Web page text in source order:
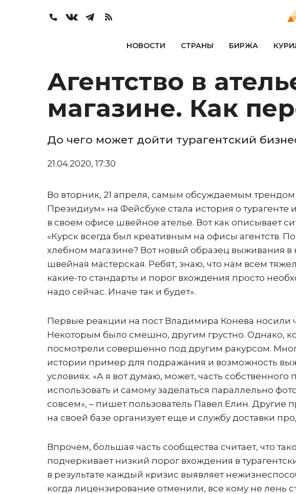
НОВОСТИ СТРАНЫ БИРЖА
Агентство в
магазине. Как
До чего может дойти турагентский
21.04.2020, 17:30
Во вторник, 21 апреля, самым обсуждаемым
Президиум» на Фейсбуке стала история о турагенте
в своем офисе швейное ателье. Вот как описывает
«Курск всегда был креативным на офисы агентств.
хлебном магазине? Вот новый образец выживания в
швейная мастерская. Ребят, знаю, что нам всем
какие-то стандарты и порог вхождения просто
надо сейчас. Иначе так и будет».
Первые реакции на пост Владимира Конева носили
Некоторым было смешно, другим грустно. Однако,
посмотрели совершенно под другим ракурсом.
истории пример для подражания и возможность
условиях. «А я вот думаю, может, часть
использовать и самому заделаться параллельно
совсем», – пишет пользователь Павел Елин. Другие
на своей базе организует еще и службу доставки
Впрочем, большая часть сообщества считает, что
подчеркивает низкий порог вхождения в
в результате каждый кризис выявляет
когда лицензирование отменили, все кому не лень